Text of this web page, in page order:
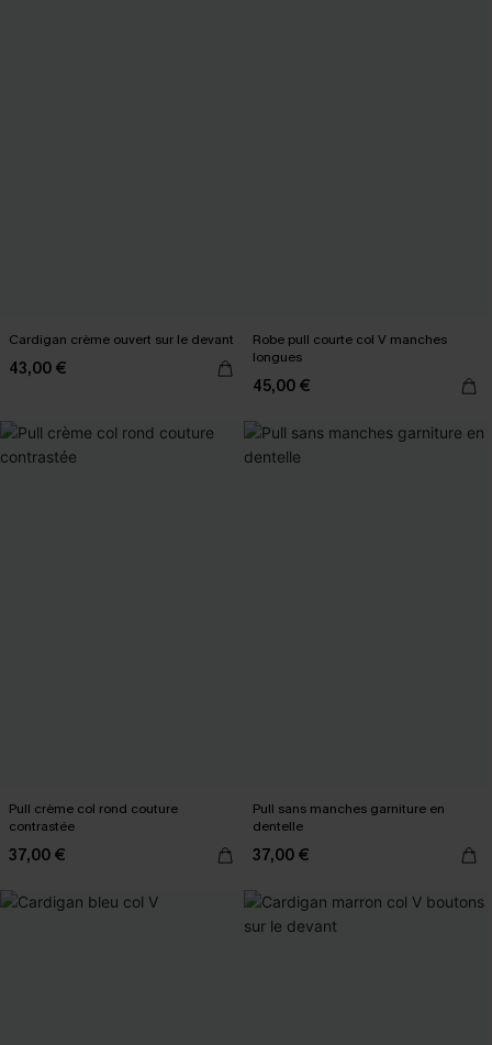
Cardigan crème ouvert sur le devant
43,00 €
Robe pull courte col V manches
longues
45,00 €
Pull crème col rond couture
contrastée
37,00 €
Pull sans manches garniture en
dentelle
37,00 €